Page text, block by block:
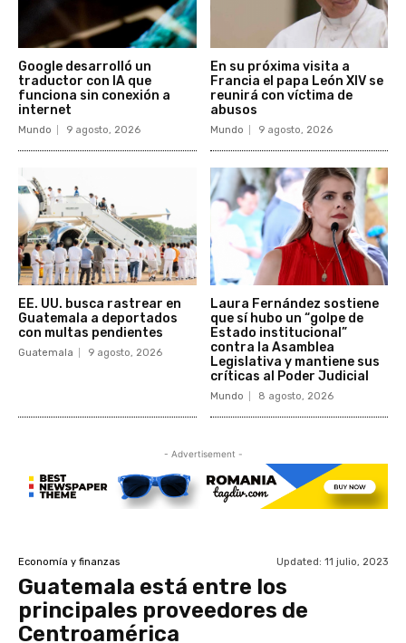
Google desarrolló un
traductor con IA que
funciona sin conexión a
internet
Mundo 9 agosto, 2026
En su próxima visita a
Francia el papa León XIV se
reunirá con víctima de
abusos
Mundo 9 agosto, 2026
EE. UU. busca rastrear en
Guatemala a deportados
con multas pendientes
Guatemala 9 agosto, 2026
Laura Fernández sostiene
que sí hubo un “golpe de
Estado institucional”
contra la Asamblea
Legislativa y mantiene sus
críticas al Poder Judicial
Mundo 8 agosto, 2026
- Advertisement -